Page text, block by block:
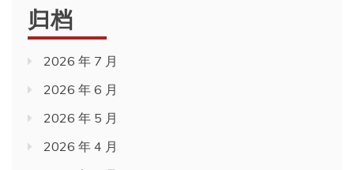
归档
2026 年 7 月
2026 年 6 月
2026 年 5 月
2026 年 4 月